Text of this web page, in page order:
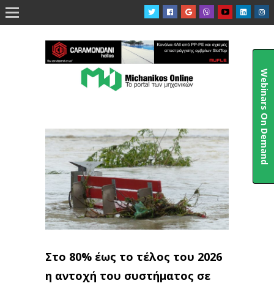

Στο 80% έως το τέλος του 2026
η αντοχή του συστήματος σε
Webinars On Demand